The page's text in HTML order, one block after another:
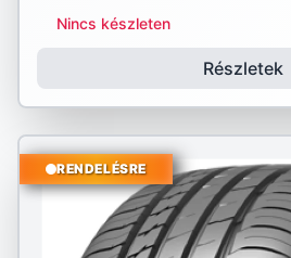
Nincs készleten
Részletek
RENDELÉSRE